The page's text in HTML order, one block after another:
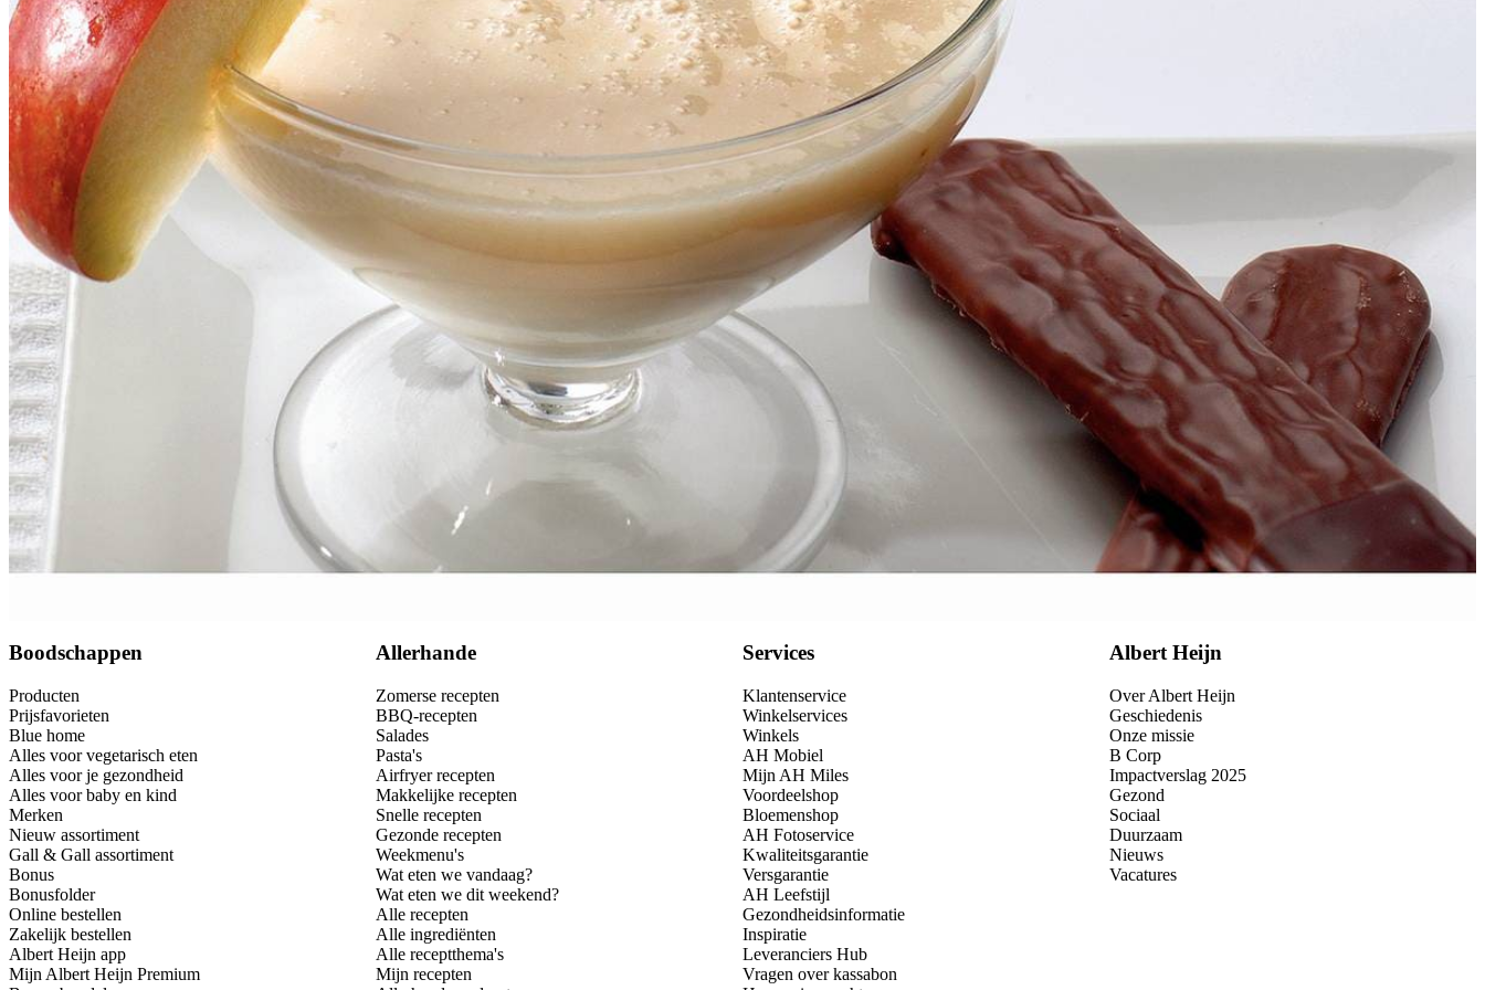
8chocoladekoekjes
Kies producten
Dit heb je nodig
Boodschappen
Producten
Prijsfavorieten
Blue home
Alles voor vegetarisch eten
Alles voor je gezondheid
Alles voor baby en kind
Merken
Nieuw assortiment
Gall & Gall assortiment
Bonus
Bonusfolder
Online bestellen
Zakelijk bestellen
Albert Heijn app
Mijn Albert Heijn Premium
Allerhande
Zomerse recepten
BBQ-recepten
Salades
Pasta's
Airfryer recepten
Makkelijke recepten
Snelle recepten
Gezonde recepten
Weekmenu's
Wat eten we vandaag?
Wat eten we dit weekend?
Alle recepten
Alle ingrediënten
Alle receptthema's
Mijn recepten
Services
Klantenservice
Winkelservices
Winkels
AH Mobiel
Mijn AH Miles
Voordeelshop
Bloemenshop
AH Fotoservice
Kwaliteitsgarantie
Versgarantie
AH Leefstijl
Gezondheidsinformatie
Inspiratie
Leveranciers Hub
Vragen over kassabon
Albert Heijn
Over Albert Heijn
Geschiedenis
Onze missie
B Corp
Impactverslag 2025
Gezond
Sociaal
Duurzaam
Nieuws
Vacatures